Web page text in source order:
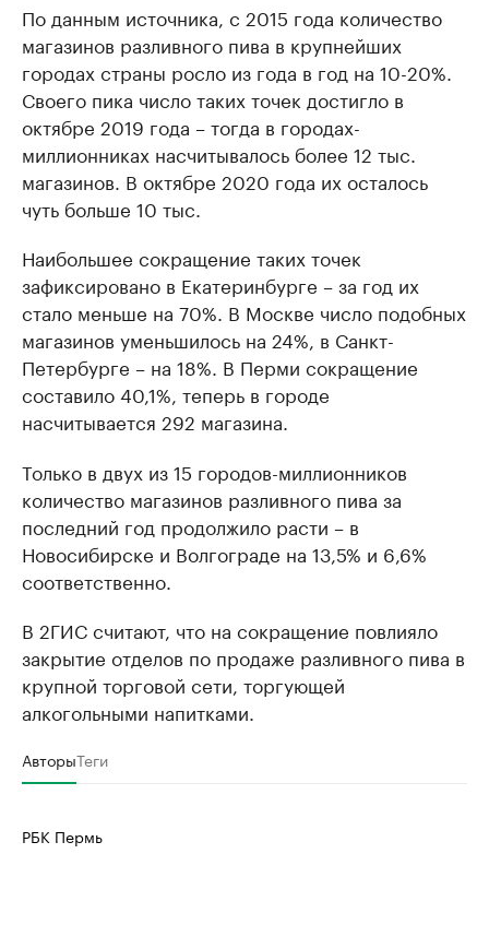
По данным источника, с 2015 года количество
магазинов разливного пива в крупнейших
городах страны росло из года в год на 10-20%.
Своего пика число таких точек достигло в
октябре 2019 года – тогда в городах-
миллионниках насчитывалось более 12 тыс.
магазинов. В октябре 2020 года их осталось
чуть больше 10 тыс.
Наибольшее сокращение таких точек
зафиксировано в Екатеринбурге – за год их
стало меньше на 70%. В Москве число подобных
магазинов уменьшилось на 24%, в Санкт-
Петербурге – на 18%. В Перми сокращение
составило 40,1%, теперь в городе
насчитывается 292 магазина.
Только в двух из 15 городов-миллионников
количество магазинов разливного пива за
последний год продолжило расти – в
Новосибирске и Волгограде на 13,5% и 6,6%
соответственно.
В 2ГИС считают, что на сокращение повлияло
закрытие отделов по продаже разливного пива в
крупной торговой сети, торгующей
алкогольными напитками.
АвторыТеги
РБК Пермь